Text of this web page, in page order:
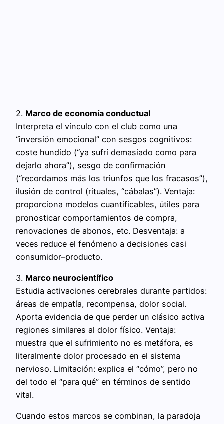
2. Marco de economía conductual
Interpreta el vínculo con el club como una
“inversión emocional” con sesgos cognitivos:
coste hundido (“ya sufrí demasiado como para
dejarlo ahora”), sesgo de confirmación
(“recordamos más los triunfos que los fracasos”),
ilusión de control (rituales, “cábalas”). Ventaja:
proporciona modelos cuantificables, útiles para
pronosticar comportamientos de compra,
renovaciones de abonos, etc. Desventaja: a
veces reduce el fenómeno a decisiones casi
consumidor–producto.
3. Marco neurocientífico
Estudia activaciones cerebrales durante partidos:
áreas de empatía, recompensa, dolor social.
Aporta evidencia de que perder un clásico activa
regiones similares al dolor físico. Ventaja:
muestra que el sufrimiento no es metáfora, es
literalmente dolor procesado en el sistema
nervioso. Limitación: explica el “cómo”, pero no
del todo el “para qué” en términos de sentido
vital.
Cuando estos marcos se combinan, la paradoja